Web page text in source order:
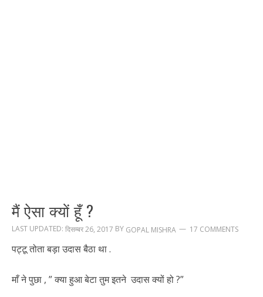
मैं ऐसा क्यों हूँ ?
LAST UPDATED: दिसम्बर 26, 2017 BY GOPAL MISHRA 17 COMMENTS
पट्टू तोता बड़ा उदास बैठा था .
माँ ने पुछा , ” क्या हुआ बेटा तुम इतने उदास क्यों हो ?”